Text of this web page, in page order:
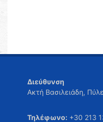
Διεύθυνση
Ακτή Βασιλειάδη,
Τηλέφωνο: +30 213